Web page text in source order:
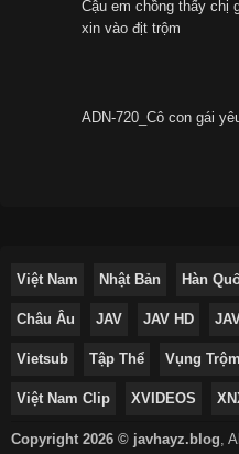
Cậu em chồng thấy chị
xin vào địt trộm
ADN-720_Cô con gái
Việt Nam Nhật Bản Hàn
Châu Âu JAV JAV HD
Vietsub Tập Thể Vụng Trộm
Việt Nam Clip XVIDEOS
Copyright 2026 © javhayz.blog,